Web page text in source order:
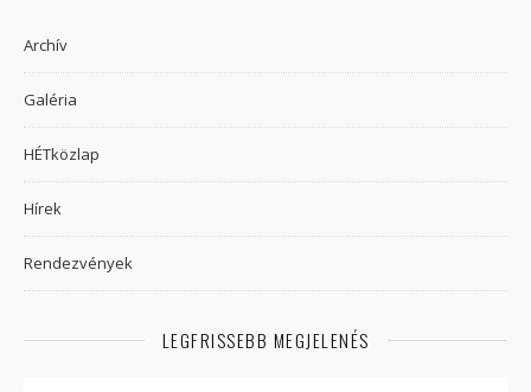
Archív
Galéria
HÉTközlap
Hírek
Rendezvények
LEGFRISSEBB MEGJELENÉS